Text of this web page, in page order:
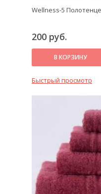
Wellness-5
200 руб.
В КОРЗИНУ
Быстрый просмотр